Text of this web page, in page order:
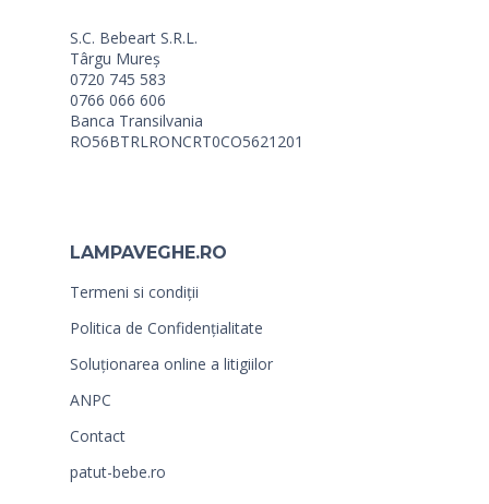
S.C. Bebeart S.R.L.
Târgu Mureș
0720 745 583
0766 066 606
Banca Transilvania
RO56BTRLRONCRT0CO5621201
LAMPAVEGHE.RO
Termeni si condiții
Politica de Confidențialitate
Soluționarea online a litigiilor
ANPC
Contact
patut-bebe.ro